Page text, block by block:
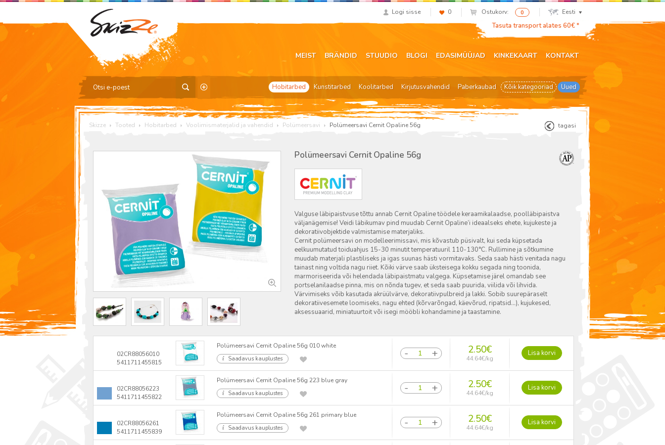
Logi sisse 0 Ostukorv: 0 Eesti
Tasuta transport alates 60€ *
MEIST BRÄNDID STUUDIO BLOGI EDASIMÜÜJAD KINKEKAART KONTAKT
Hobitarbed Kunstitarbed Koolitarbed Kirjutusvahendid Paberkaubad Kõik kategooriad Uued
Skizze Tooted Hobitarbed Voolimismaterjalid ja vahendid Polümeersavi Polümeersavi Cernit Opaline 56g tagasi
Polümeersavi Cernit Opaline 56g
Valguse läbipaistvuse tõttu annab Cernit Opaline töödele keraamikalaadse, poolläbipaistva
väljanägemise! Veidi läbikumav pind muudab Cernit Opaline’i ideaalseks ehete, kujukeste ja
dekoratiivobjektide valmistamise materjaliks.
Cernit polümeersavi on modelleerimissavi, mis kõvastub püsivalt, kui seda küpsetada
eelkuumutatud toiduahjus 15-30 minutit temperatuuril 110-130°C. Rullimine ja sõtkumine
muudab materjali plastiliseks ja igas suunas hästi vormitavaks. Seda saab hästi venitada nagu
tainast ning voltida nagu riiet. Kõiki värve saab üksteisega kokku segada ning toonida,
marmoriseerida või helendada läbipaistmatu valgega. Küpsetamise järel omandab see
portselanilaadse pinna, mis on nõnda tugev, et seda saab puurida, viilida või lihvida.
Värvimiseks võib kasutada akrüülvärve, dekoratiivpulbreid ja lakki. Sobib suurepäraselt
dekoratiivesemete loomiseks, nagu ehted (kõrvarõngad, käevõrud, ripatsid…), kujukesed,
aksessuaarid, miniatuurtoit või isegi mööbli kohandamine ja taastamine.
02CR88056010
5411711455815
Polümeersavi Cernit Opaline 56g 010 white
Saadavus kauplustes
2.50€
44.64€/kg
Lisa korvi
02CR88056223
5411711455822
Polümeersavi Cernit Opaline 56g 223 blue gray
Saadavus kauplustes
2.50€
44.64€/kg
Lisa korvi
02CR88056261
5411711455839
Polümeersavi Cernit Opaline 56g 261 primary blue
Saadavus kauplustes
2.50€
44.64€/kg
Lisa korvi